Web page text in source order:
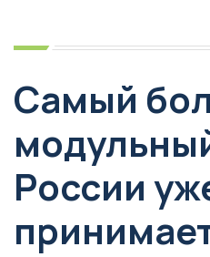
Cамый
России